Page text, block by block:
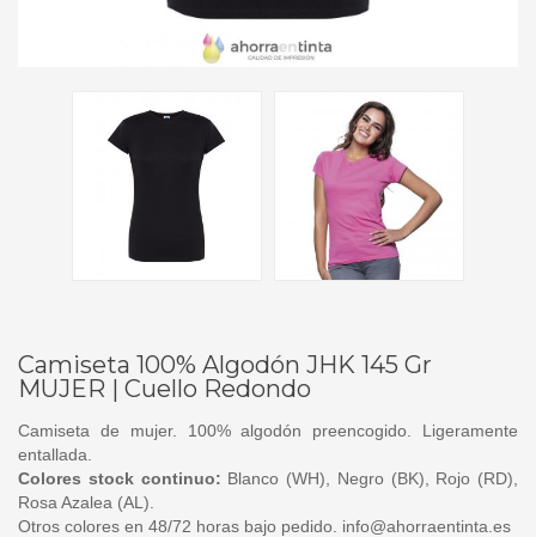
Camiseta 100% Algodón JHK 145 Gr
MUJER | Cuello Redondo
Camiseta de mujer. 100% algodón preencogido. Ligeramente
entallada.
Colores stock continuo: Blanco (WH), Negro (BK), Rojo (RD),
Rosa Azalea (AL).
Otros colores en 48/72 horas bajo pedido. info@ahorraentinta.es